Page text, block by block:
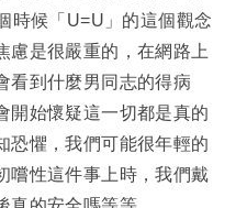
時候「U=U」的這個觀念
慮是很嚴重的，在網路上
看到什麼男同志的得病
開始懷疑這一切都是真的
恐懼，我們可能很年輕的
嚐性這件事上時，我們戴